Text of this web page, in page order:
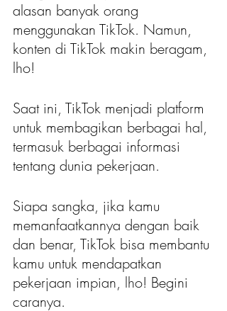
alasan banyak orang
menggunakan TikTok. Namun,
konten di TikTok makin beragam,
lho!
Saat ini, TikTok menjadi platform
untuk membagikan berbagai hal,
termasuk berbagai informasi
tentang dunia pekerjaan.
Siapa sangka, jika kamu
memanfaatkannya dengan baik
dan benar, TikTok bisa membantu
kamu untuk mendapatkan
pekerjaan impian, lho! Begini
caranya.